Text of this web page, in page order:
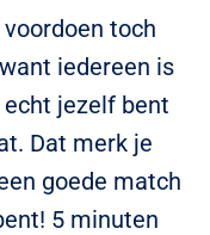
toch
iedereen is
jezelf bent
Dat merk je
goede match
5 minuten